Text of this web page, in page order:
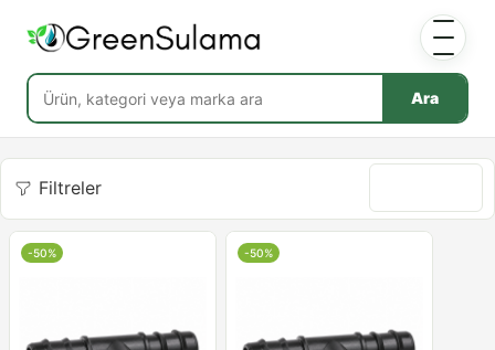
Ara
Filtreler
-50% -50%